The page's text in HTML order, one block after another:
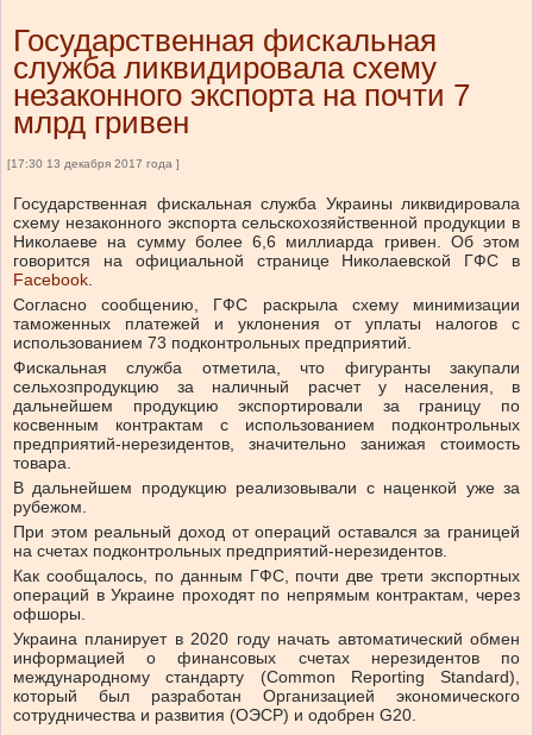
Государственная фискальная
служба ликвидировала схему
незаконного экспорта на почти 7
млрд гривен
[17:30 13 декабря 2017 года ]
Государственная фискальная служба Украины ликвидировала
схему незаконного экспорта сельскохозяйственной продукции в
Николаеве на сумму более 6,6 миллиарда гривен. Об этом
говорится на официальной странице Николаевской ГФС в
Facebook.
Согласно сообщению, ГФС раскрыла схему минимизации
таможенных платежей и уклонения от уплаты налогов с
использованием 73 подконтрольных предприятий.
Фискальная служба отметила, что фигуранты закупали
сельхозпродукцию за наличный расчет у населения, в
дальнейшем продукцию экспортировали за границу по
косвенным контрактам с использованием подконтрольных
предприятий-нерезидентов, значительно занижая стоимость
товара.
В дальнейшем продукцию реализовывали с наценкой уже за
рубежом.
При этом реальный доход от операций оставался за границей
на счетах подконтрольных предприятий-нерезидентов.
Как сообщалось, по данным ГФС, почти две трети экспортных
операций в Украине проходят по непрямым контрактам, через
офшоры.
Украина планирует в 2020 году начать автоматический обмен
информацией о финансовых счетах нерезидентов по
международному стандарту (Common Reporting Standard),
который был разработан Организацией экономического
сотрудничества и развития (ОЭСР) и одобрен G20.